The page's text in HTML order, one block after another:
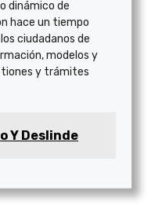
dinámico de
hace un tiempo
ciudadanos de
modelos y
y trámites
Y Deslinde